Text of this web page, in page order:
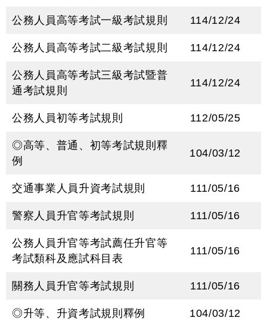
公務人員高等考試一級考試規則 114/12/24
公務人員高等考試二級考試規則 114/12/24
公務人員高等考試三級考試暨普
通考試規則
114/12/24
公務人員初等考試規則 112/05/25
◎高等、普通、初等考試規則釋
例
104/03/12
交通事業人員升資考試規則 111/05/16
警察人員升官等考試規則 111/05/16
公務人員升官等考試薦任升官等
考試類科及應試科目表
111/05/16
關務人員升官等考試規則 111/05/16
◎升等、升資考試規則釋例 104/03/12